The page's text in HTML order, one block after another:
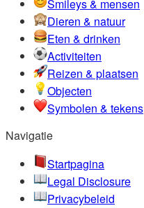
Smileys & mensen
Dieren & natuur
Eten & drinken
Activiteiten
Reizen & plaatsen
Objecten
Symbolen & tekens
Navigatie
Startpagina
Legal Disclosure
Privacybeleid